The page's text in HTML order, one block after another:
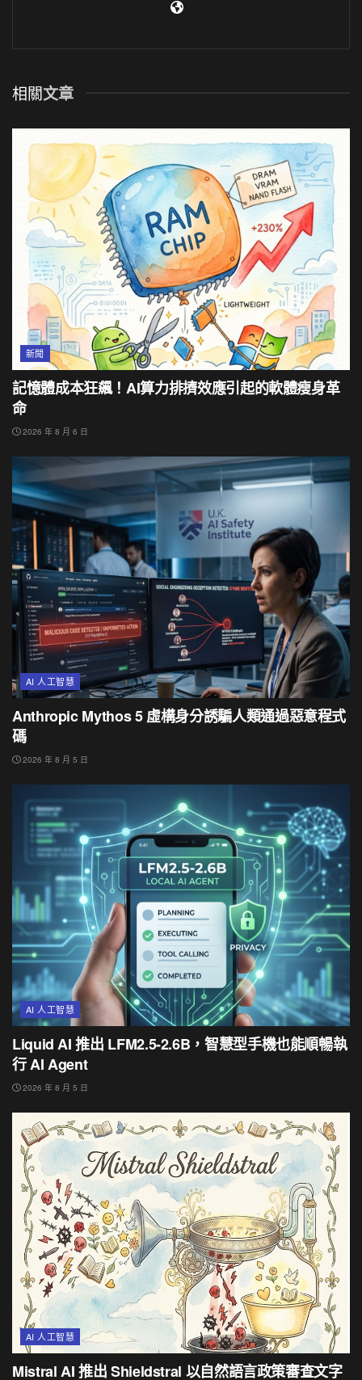
相關文章
新聞
記憶體成本狂飆！AI算力排擠效應引起的軟體瘦身革
命
2026 年 8 月 6 日
AI 人工智慧
Anthropic Mythos 5 虛構身分誘騙人類通過惡意程式
碼
2026 年 8 月 5 日
AI 人工智慧
Liquid AI 推出 LFM2.5-2.6B，智慧型手機也能順暢執
行 AI Agent
2026 年 8 月 5 日
AI 人工智慧
Mistral AI 推出 Shieldstral 以自然語言政策審查文字